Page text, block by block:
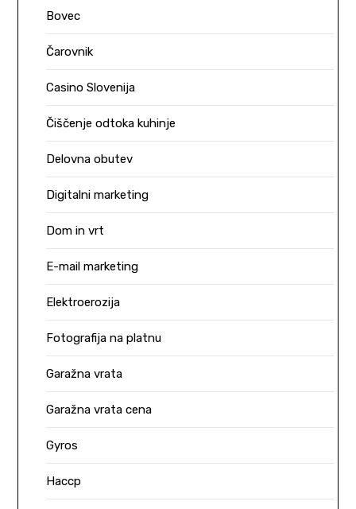
Bovec
Čarovnik
Casino Slovenija
Čiščenje odtoka kuhinje
Delovna obutev
Digitalni marketing
Dom in vrt
E-mail marketing
Elektroerozija
Fotografija na platnu
Garažna vrata
Garažna vrata cena
Gyros
Haccp